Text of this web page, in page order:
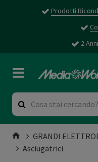
Prodotti
2
GRANDI
Asciugatrici